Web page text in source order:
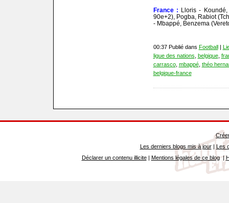
France : Lloris -
90e+2), Pogba, Rabiot
- Mbappé, Benzema
00:37 Publié dans Football|
ligue des nations belgique,
carrasco, mbappé, théo
belgique-france
Les derniers blogs mis à jour| Les
Déclarer un contenu illicite| Mentions légales de ce blog|